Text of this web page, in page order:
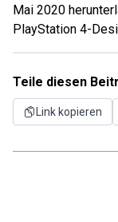
Mai 2020
PlayStation 4-
Teile diesen
Link kopieren